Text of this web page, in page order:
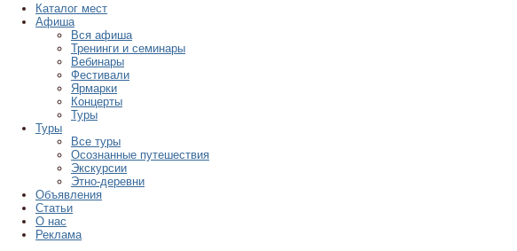
Каталог мест
Афиша
Вся афиша
Тренинги и семинары
Вебинары
Фестивали
Ярмарки
Концерты
Туры
Туры
Все туры
Осознанные путешествия
Экскурсии
Этно-деревни
Объявления
Статьи
О нас
Реклама